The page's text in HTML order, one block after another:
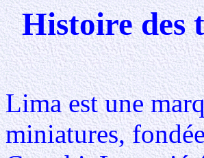
Histoire des
Lima est une
miniatures,